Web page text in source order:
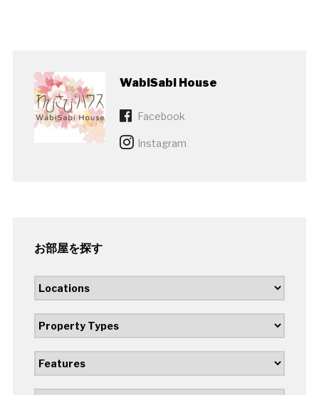
WabiSabi House
Facebook
Instagram
お部屋を探す